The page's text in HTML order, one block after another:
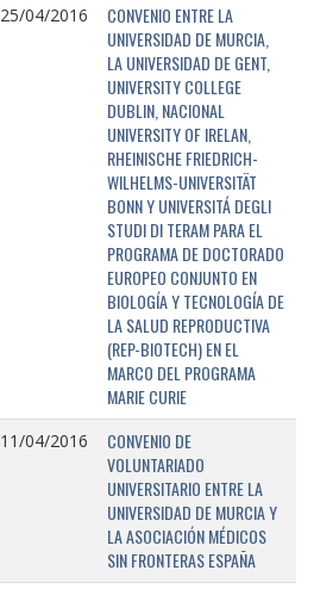
25/04/2016
CONVENIO ENTRE LA
UNIVERSIDAD DE MURCIA,
LA UNIVERSIDAD DE GENT,
UNIVERSITY COLLEGE
DUBLIN, NACIONAL
UNIVERSITY OF IRELAN,
RHEINISCHE FRIEDRICH-
WILHELMS-UNIVERSITÄT
BONN Y UNIVERSITÁ DEGLI
STUDI DI TERAM PARA EL
PROGRAMA DE DOCTORADO
EUROPEO CONJUNTO EN
BIOLOGÍA Y TECNOLOGÍA DE
LA SALUD REPRODUCTIVA
(REP-BIOTECH) EN EL
MARCO DEL PROGRAMA
MARIE CURIE
11/04/2016
CONVENIO DE
VOLUNTARIADO
UNIVERSITARIO ENTRE LA
UNIVERSIDAD DE MURCIA Y
LA ASOCIACIÓN MÉDICOS
SIN FRONTERAS ESPAÑA